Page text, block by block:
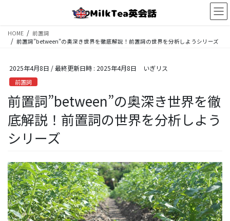
HOME
前置詞
前置詞”between”の奥深き世界を徹底解説！前置詞の世界を分析しようシリーズ
2025年4月8日 / 最終更新日時 : 2025年4月8日 いぎリス
前置詞
前置詞”between”の奥深き世界を徹
底解説！前置詞の世界を分析しよう
シリーズ